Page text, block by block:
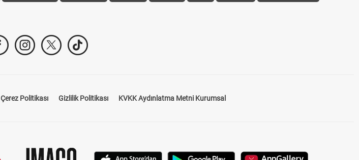
Çerez Politikası Gizlilik Politikası KVKK Aydınlatma Metni Kurumsal